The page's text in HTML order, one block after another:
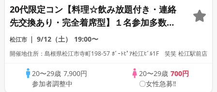
20代限定コン【料理☆飲み放題付き・連絡
先交換あり・完全着席型】１名参加多数・
初参加も大歓迎☆プレイワークス主催☆
松江市 9/12（土） 19:00〜
開催地住所：島根県松江市寺町198-57 ﾎﾞｰﾄﾋﾟｱ松江ﾋﾞﾙ1F 笑笑 松江駅前店
20〜29歳 7,900円
参加者調整中
20〜29歳 700円
〇女性急募‼